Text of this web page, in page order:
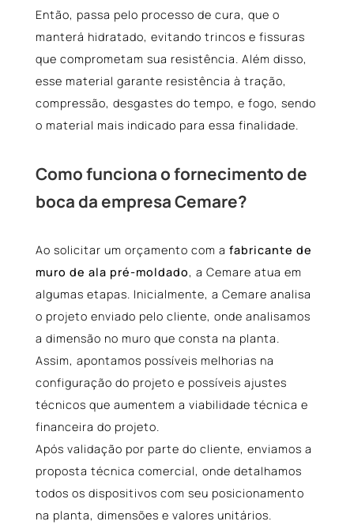
Então, passa pelo processo de cura, que o
manterá hidratado, evitando trincos e fissuras
que comprometam sua resistência. Além disso,
esse material garante resistência à tração,
compressão, desgastes do tempo, e fogo, sendo
o material mais indicado para essa finalidade.
Como funciona o fornecimento de
boca da empresa Cemare?
Ao solicitar um orçamento com a fabricante de
muro de ala pré-moldado, a Cemare atua em
algumas etapas. Inicialmente, a Cemare analisa
o projeto enviado pelo cliente, onde analisamos
a dimensão no muro que consta na planta.
Assim, apontamos possíveis melhorias na
configuração do projeto e possíveis ajustes
técnicos que aumentem a viabilidade técnica e
financeira do projeto.
Após validação por parte do cliente, enviamos a
proposta técnica comercial, onde detalhamos
todos os dispositivos com seu posicionamento
na planta, dimensões e valores unitários.